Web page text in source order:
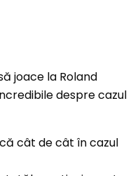
cât de cât în cazul